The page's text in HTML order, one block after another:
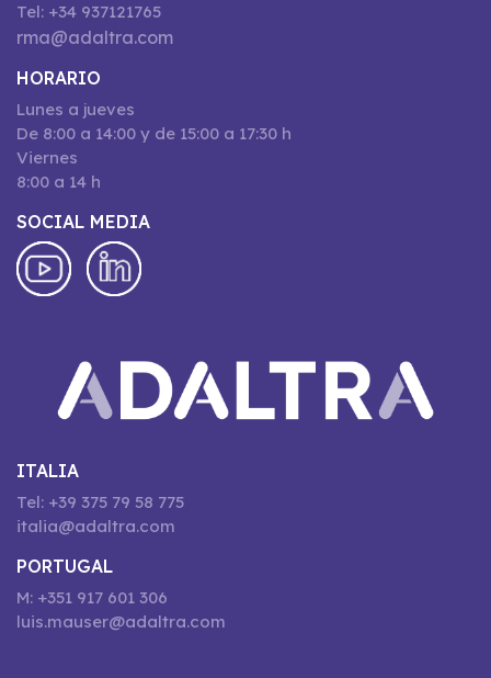
Tel: +34 937121765
rma@adaltra.com
HORARIO
Lunes a jueves
De 8:00 a 14:00 y de 15:00 a 17:30 h
Viernes
8:00 a 14 h
SOCIAL MEDIA
ITALIA
Tel: +39 375 79 58 775
italia@adaltra.com
PORTUGAL
M: +351 917 601 306
luis.mauser@adaltra.com